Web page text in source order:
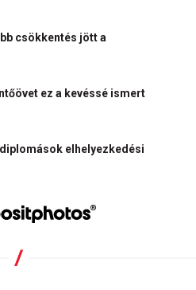
csökkentés jött a
ez a kevéssé ismert
elhelyezkedési